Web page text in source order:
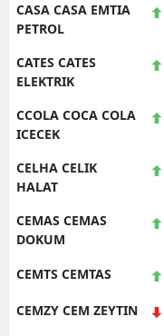
CASA CASA EMTIA
PETROL
CATES CATES
ELEKTRIK
CCOLA COCA COLA
ICECEK
CELHA CELIK
HALAT
CEMAS CEMAS
DOKUM
CEMTS CEMTAS
CEMZY CEM ZEYTIN